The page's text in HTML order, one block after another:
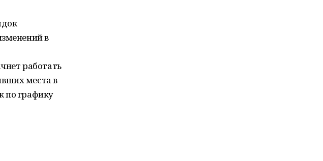
в
работать
места в
по графику